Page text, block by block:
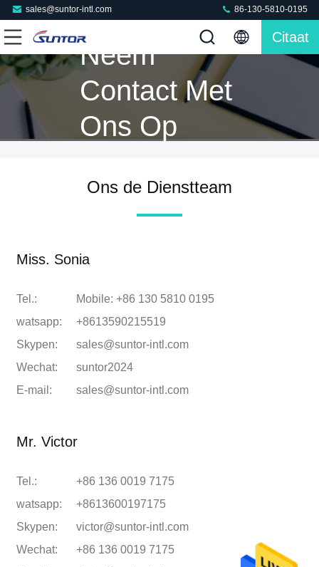
sales@suntor-intl.com 86-130-5810-0195
Citaat
Neem
Contact Met
Ons Op
Ons de Dienstteam
Miss. Sonia
Tel.:
Mobile: +86 130 5810 0195
watsapp:
+8613590215519
Skypen:
sales@suntor-intl.com
Wechat:
suntor2024
E-mail:
sales@suntor-intl.com
Mr. Victor
Tel.:
+86 136 0019 7175
watsapp:
+8613600197175
Skypen:
victor@suntor-intl.com
Wechat:
+86 136 0019 7175